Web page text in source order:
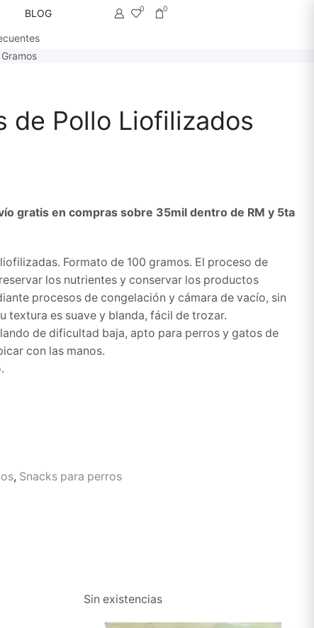
BLOG 0 0
de Pollo Liofilizados
gratis en compras sobre 35mil dentro de RM y 5ta
Formato de 100 gramos. El proceso de
los nutrientes y conservar los productos
procesos de congelación y cámara de vacío, sin
textura es suave y blanda, fácil de trozar.
de dificultad baja, apto para perros y gatos de
con las manos.
, Snacks para perros
Sin existencias